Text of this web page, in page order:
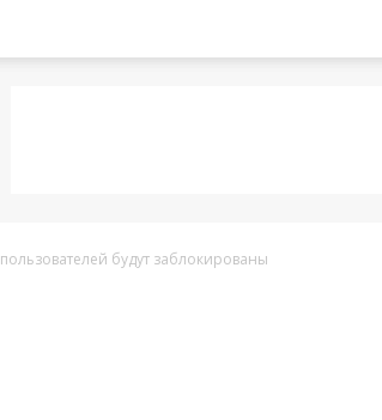
будут заблокированы